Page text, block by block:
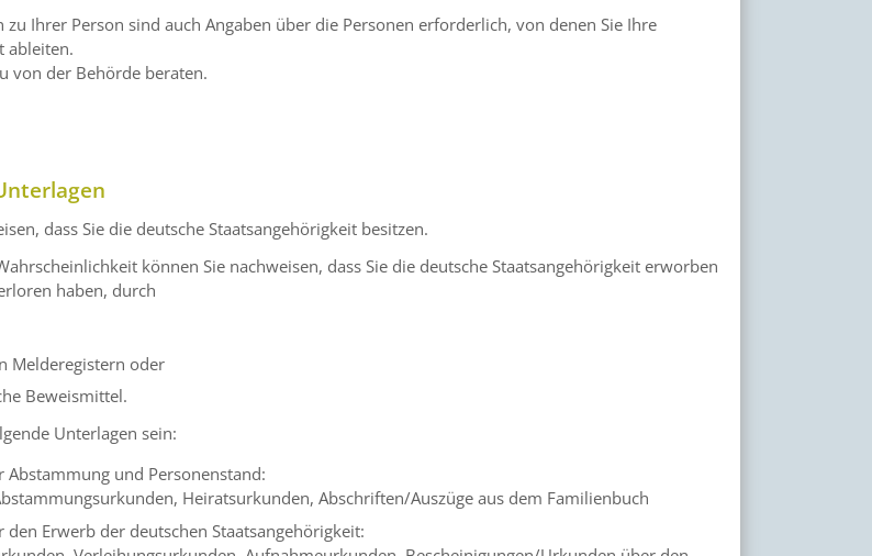
zu Ihrer Person sind auch Angaben über die Personen erforderlich, von denen Sie Ihre
ableiten.
von der Behörde beraten.
dass Sie die deutsche Staatsangehörigkeit besitzen.
können Sie nachweisen, dass Sie die deutsche Staatsangehörigkeit erworben
haben, durch
Melderegistern oder
Beweismittel.
Unterlagen sein:
Abstammung und Personenstand:
Heiratsurkunden, Abschriften/Auszüge aus dem Familienbuch
den Erwerb der deutschen Staatsangehörigkeit: